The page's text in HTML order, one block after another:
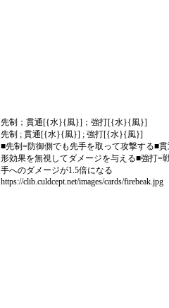
先制；貫通[{水}{風}]；強打[{水}{風}]
先制 ; 貫通[{水}{風}] ; 強打[{水}{風}]
■先制=防御側でも先手を取って攻撃する■
形効果を無視してダメージを与える■強打=
手へのダメージが1.5倍になる
https://clib.culdcept.net/images/cards/firebeak.jpg